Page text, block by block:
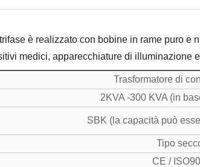
è realizzato con bobine in rame puro e
medici, apparecchiature di illuminazione
Trasformatore di
2KVA -300 KVA (in
SBK (la capacità può
Tipo
CE /